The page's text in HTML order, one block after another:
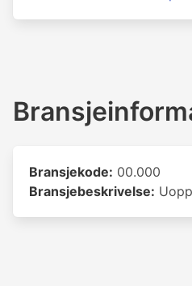
Bransjekode: 00.000
Bransjebeskrivelse: